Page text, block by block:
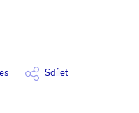
Sdílet